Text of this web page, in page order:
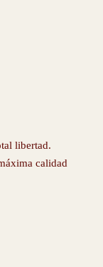
libertad.
calidad